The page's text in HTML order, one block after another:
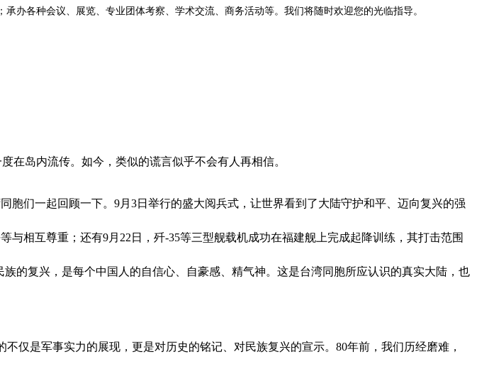
； 承办各种会议、展览、专业团体考察、学术交流、商务活动等。 我们将随时欢迎您的光临指导。
在岛内流传。如今，类似的谎言似乎不会有人再相信。
们一起回顾一下。9月3日举行的盛大阅兵式，让世界看到了大陆守护和平、迈向复兴的强
相互尊重；还有9月22日，歼-35等三型舰载机成功在福建舰上完成起降训练，其打击范围
的复兴，是每个中国人的自信心、自豪感、精气神。这是台湾同胞所应认识的真实大陆，也
仅是军事实力的展现，更是对历史的铭记、对民族复兴的宣示。80年前，我们历经磨难，